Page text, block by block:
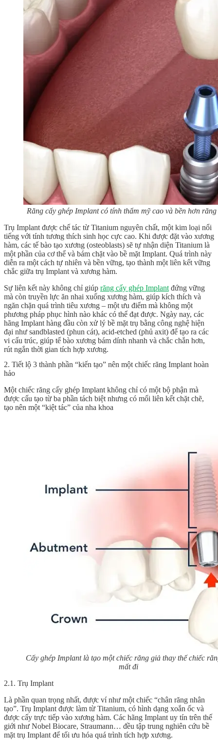
Răng cấy ghép Implant có tính thẩm mỹ cao và bền hơn
Trụ Implant được chế tác từ Titanium nguyên chất, một kim loại nổi
tiếng với tính tương thích sinh học cực cao. Khi được đặt vào xương
hàm, các tế bào tạo xương (osteoblasts) sẽ tự nhận diện Titanium là
một phần của cơ thể và bám chặt vào bề mặt Implant. Quá trình này
diễn ra một cách tự nhiên và bền vững, tạo thành một liên kết vững
chắc giữa trụ Implant và xương hàm.
Sự liên kết này không chỉ giúp răng cấy ghép Implant đứng vững
mà còn truyền lực ăn nhai xuống xương hàm, giúp kích thích và
ngăn chặn quá trình tiêu xương – một ưu điểm mà không một
phương pháp phục hình nào khác có thể đạt được. Ngày nay, các
hãng Implant hàng đầu còn xử lý bề mặt trụ bằng công nghệ hiện
đại như sandblasted (phun cát), acid-etched (phủ axit) để tạo ra các
vi cấu trúc, giúp tế bào xương bám dính nhanh và chắc chắn hơn,
rút ngắn thời gian tích hợp xương.
2. Tiết lộ 3 thành phần “kiến tạo” nên một chiếc răng Implant hoàn
hảo
Một chiếc răng cấy ghép Implantkhông chỉ có một bộ phận mà
được cấu tạo từ ba phần tách biệt nhưng có mối liên kết chặt chẽ,
tạo nên một “kiệt tác” của nha khoa
Cấy ghép Implant là tạo một chiếc răng giả thay thế chiếc
mất đi
2.1. Trụ Implant
Là phần quan trọng nhất, được ví như một chiếc “chân răng nhân
tạo”. Trụ Implant được làm từ Titanium, có hình dạng xoắn ốc và
được cấy trực tiếp vào xương hàm. Các hãng Implant uy tín trên thế
giới như Nobel Biocare, Straumann… đều tập trung nghiên cứu bề
mặt trụ Implant để tối ưu hóa quá trình tích hợp xương.